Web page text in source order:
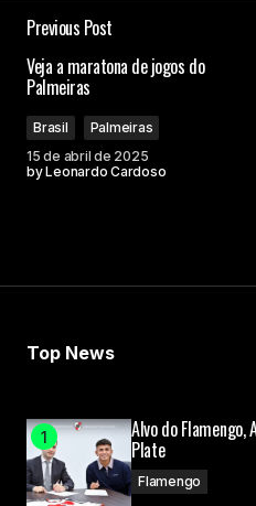
Previous Post
Veja a maratona de jogos do
Palmeiras
Brasil
Palmeiras
15 de abril de 2025
byLeonardo Cardoso
Top News
Alvo do Flamengo,
Plate
Flamengo